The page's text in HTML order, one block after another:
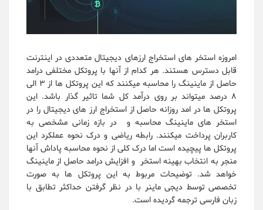
امروزه استخر های استخراج ارزهای دیجیتال متعددی در اینترنت
قابل دسترس هستند. هر کدام از آنها با پروتکل مختلفی درامد
حاصل از ماینینگ را محاسبه میکنند که این پروتکل ها از 3 الی
8 درصد میتواند بر روی درآمد کل شما تاثیر گذار باشد. این
پروتکل ها در امد روزانه حاصل از استخراج ارز های دیجیتال را در
استخر های ماینینگ محاسبه و در بازه زمانی مشخصی به
کاربران پرداخت میکنند. رابطه ریاضی و درک نحوه عملکرد این
پروتکل ها پیچیده است اما درک کلی از نحوه محاسبه پاداش آنها
منجر به انتخاب بهینه استخر و افزایش درامد حاصل از ماینینگ
خواهد شد. توضیحات مربوط به این پروتکل ها به صورت
تخصصی توسط دیجی ماینر با در نظر گرفتن حداکثر تطابق با
زبان فارسی ترجمه گردیده است.